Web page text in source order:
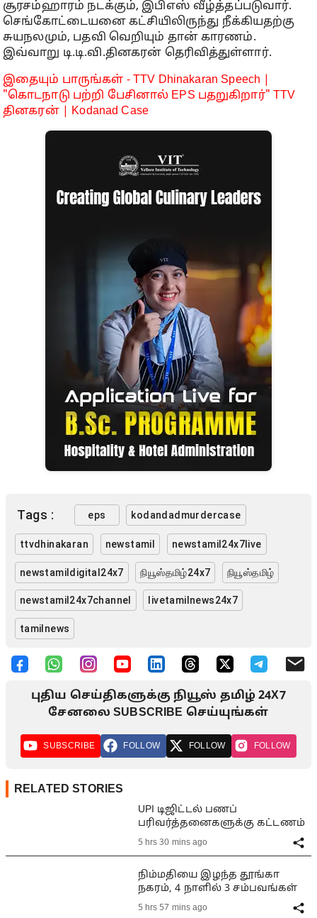
சூரசம்ஹாரம் நடக்கும், இபிஎஸ் வீழ்த்தப்படுவார்.
செங்கோட்டையனை கட்சியிலிருந்து நீக்கியதற்கு
சுயநலமும், பதவி வெறியும் தான் காரணம்.
இவ்வாறு டி.டி.வி.தினகரன் தெரிவித்துள்ளார்.
இதையும் பாருங்கள் - TTV Dhinakaran Speech |
"கொடநாடு பற்றி பேசினால் EPS பதறுகிறார்" TTV
தினகரன் | Kodanad Case
Tags : eps kodandadmurdercase
ttvdhinakaran newstamil newstamil24x7live
newstamildigital24x7 நியூஸ்தமிழ்24x7 நியூஸ்தமிழ்
newstamil24x7channel livetamilnews24x7
tamilnews
புதிய செய்திகளுக்கு நியூஸ் தமிழ் 24X7
சேனலை SUBSCRIBE செய்யுங்கள்
SUBSCRIBE FOLLOW FOLLOW FOLLOW
RELATED STORIES
UPI டிஜிட்டல் பணப்
பரிவர்த்தனைகளுக்கு கட்டணம்
5 hrs 30 mins ago
நிம்மதியை இழந்த தூங்கா
நகரம், 4 நாளில் 3 சம்பவங்கள்
5 hrs 57 mins ago